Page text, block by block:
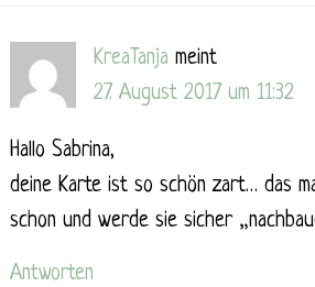
KreaTanja meint
27. August 2017 um 11:32
Hallo Sabrina,
deine Karte ist so schön zart… das
schon und werde sie sicher
Antworten